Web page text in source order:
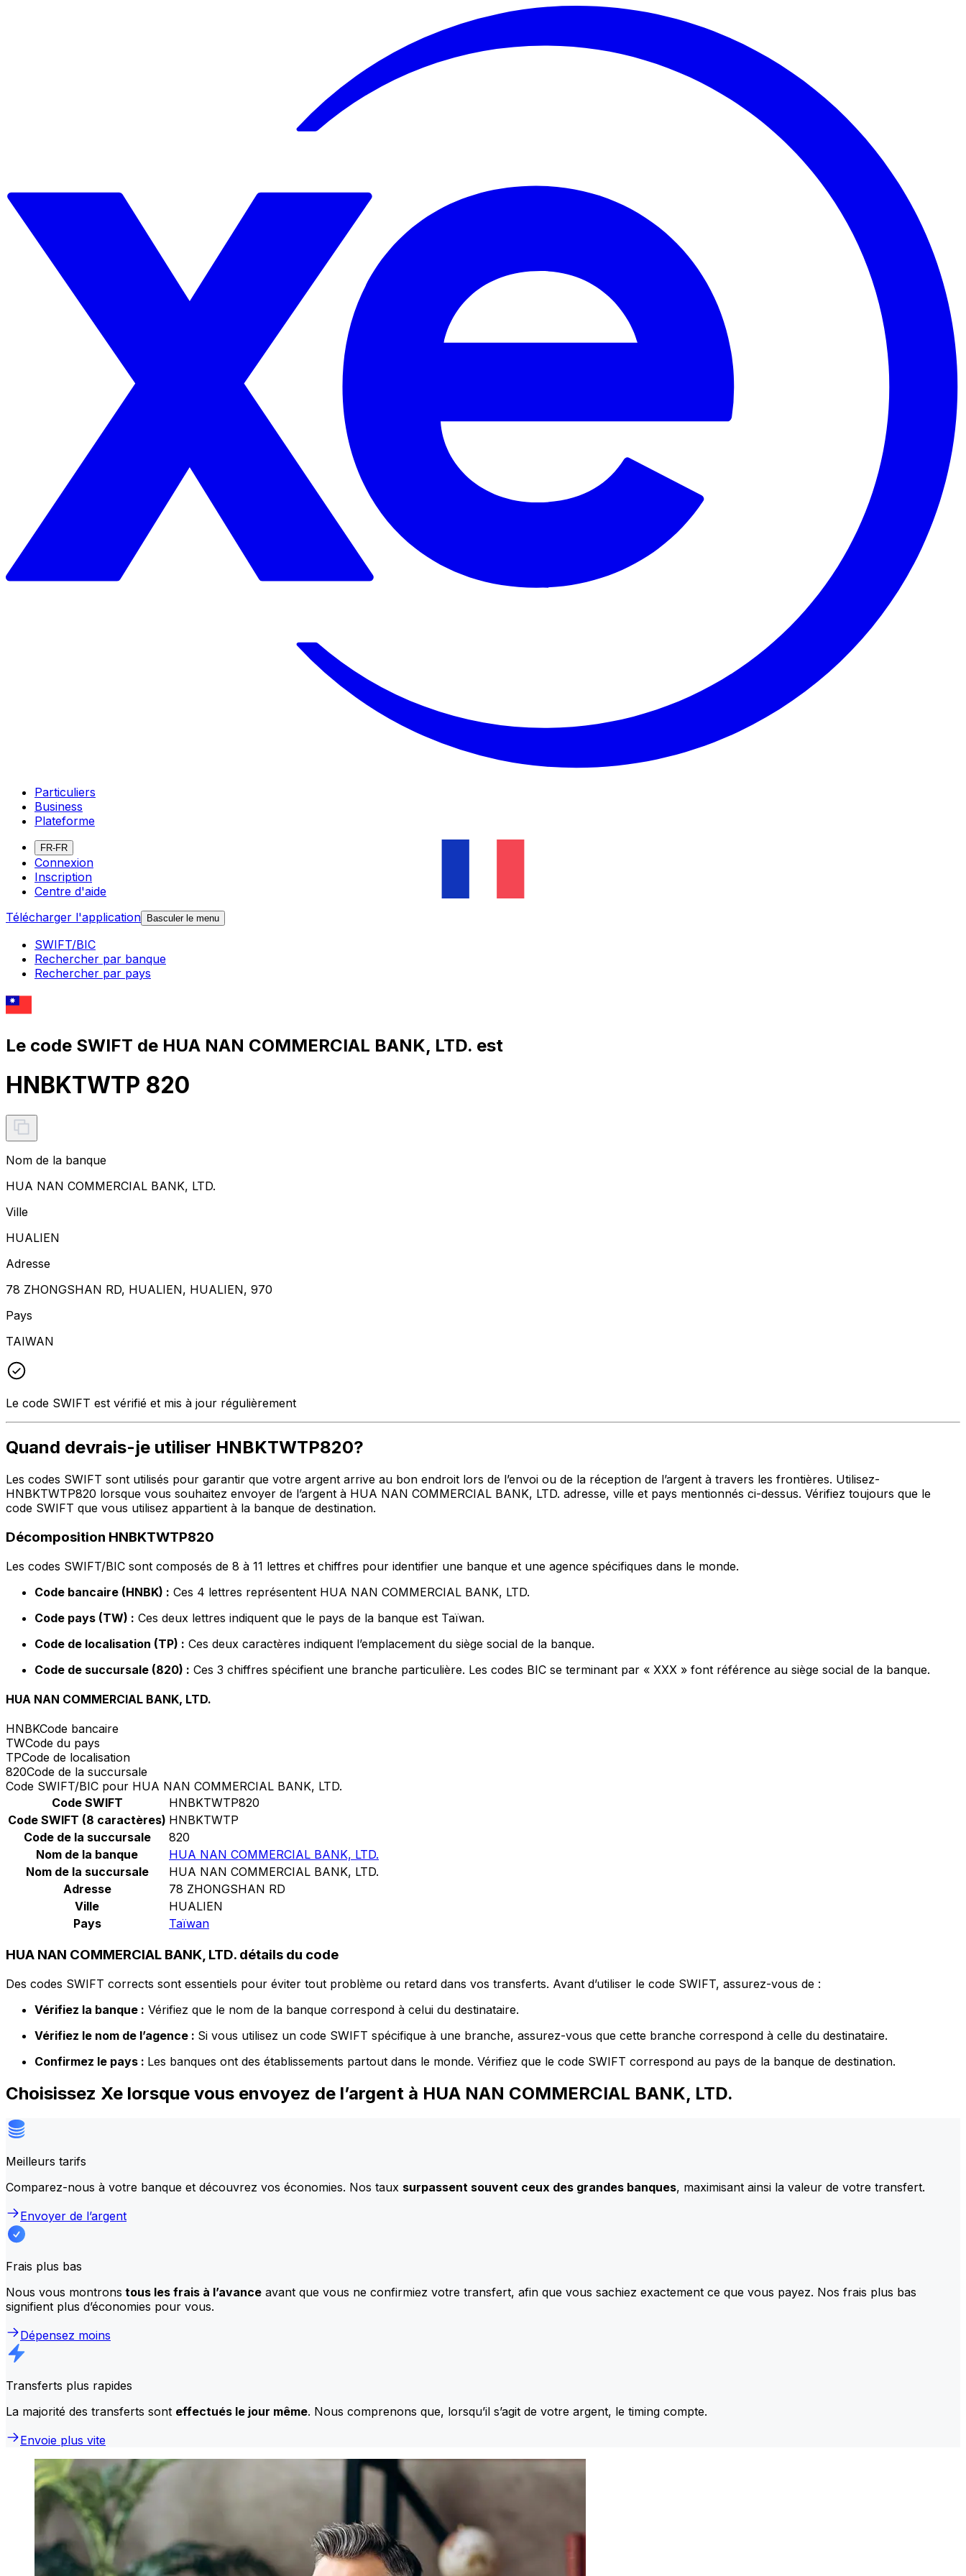
Particuliers
Business
Plateforme
FR-FR
Connexion
Inscription
Centre d'aide
Télécharger l'application Basculer le menu
SWIFT/BIC
Rechercher par banque
Rechercher par pays
Le code SWIFT de HUA NAN COMMERCIAL BANK, LTD. est
HNBKTWTP 820
Nom de la banque
HUA NAN COMMERCIAL BANK, LTD.
Ville
HUALIEN
Adresse
78 ZHONGSHAN RD, HUALIEN, HUALIEN, 970
Pays
TAIWAN
Le code SWIFT est vérifié et mis à jour régulièrement
Quand devrais-je utiliser HNBKTWTP820?
Les codes SWIFT sont utilisés pour garantir que votre argent arrive au bon endroit lors de l’envoi ou de la réception de l’argent à travers les frontières. Utilisez-
HNBKTWTP820 lorsque vous souhaitez envoyer de l’argent à HUA NAN COMMERCIAL BANK, LTD. adresse, ville et pays mentionnés ci-dessus. Vérifiez toujours que le
code SWIFT que vous utilisez appartient à la banque de destination.
Décomposition HNBKTWTP820
Les codes SWIFT/BIC sont composés de 8 à 11 lettres et chiffres pour identifier une banque et une agence spécifiques dans le monde.
Code bancaire (HNBK) : Ces 4 lettres représentent HUA NAN COMMERCIAL BANK, LTD.
Code pays (TW) : Ces deux lettres indiquent que le pays de la banque est Taïwan.
Code de localisation (TP) : Ces deux caractères indiquent l’emplacement du siège social de la banque.
Code de succursale (820) : Ces 3 chiffres spécifient une branche particulière. Les codes BIC se terminant par « XXX » font référence au siège social de la banque.
HUA NAN COMMERCIAL BANK, LTD.
HNBKCode bancaire
TWCode du pays
TPCode de localisation
820Code de la succursale
Code SWIFT/BIC pour HUA NAN COMMERCIAL BANK, LTD.
Code SWIFT
HNBKTWTP820
Code SWIFT (8 caractères) HNBKTWTP
Code de la succursale
820
Nom de la banque
HUA NAN COMMERCIAL BANK, LTD.
Nom de la succursale
HUA NAN COMMERCIAL BANK, LTD.
Adresse
78 ZHONGSHAN RD
Ville
HUALIEN
Pays
Taïwan
HUA NAN COMMERCIAL BANK, LTD. détails du code
Des codes SWIFT corrects sont essentiels pour éviter tout problème ou retard dans vos transferts. Avant d’utiliser le code SWIFT, assurez-vous de :
Vérifiez la banque : Vérifiez que le nom de la banque correspond à celui du destinataire.
Vérifiez le nom de l’agence : Si vous utilisez un code SWIFT spécifique à une branche, assurez-vous que cette branche correspond à celle du destinataire.
Confirmez le pays : Les banques ont des établissements partout dans le monde. Vérifiez que le code SWIFT correspond au pays de la banque de destination.
Choisissez Xe lorsque vous envoyez de l’argent à HUA NAN COMMERCIAL BANK, LTD.
Meilleurs tarifs
Comparez-nous à votre banque et découvrez vos économies. Nos taux surpassent souvent ceux des grandes banques, maximisant ainsi la valeur de votre transfert.
Envoyer de l’argent
Frais plus bas
Nous vous montrons tous les frais à l’avance avant que vous ne confirmiez votre transfert, afin que vous sachiez exactement ce que vous payez. Nos frais plus bas
signifient plus d’économies pour vous.
Dépensez moins
Transferts plus rapides
La majorité des transferts sont effectués le jour même. Nous comprenons que, lorsqu’il s’agit de votre argent, le timing compte.
Envoie plus vite